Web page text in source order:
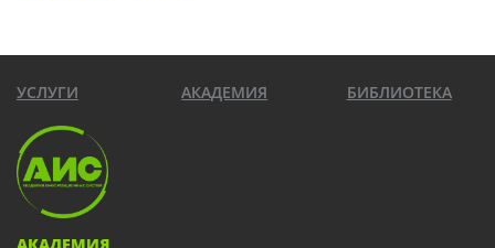
УСЛУГИ АКАДЕМИЯ БИБЛИОТЕКА